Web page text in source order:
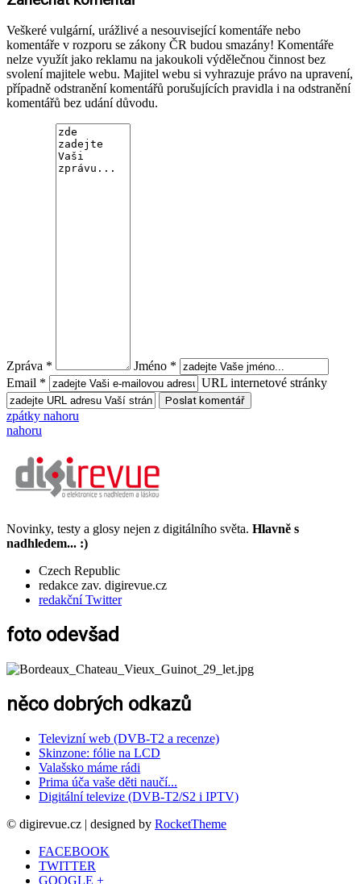
Veškeré vulgární, urážlivé a nesouvisející komentáře nebo
komentáře v rozporu se zákony ČR budou smazány! Komentáře
nelze využít jako reklamu na jakoukoli výdělečnou činnost bez
svolení majitele webu. Majitel webu si vyhrazuje právo na upravení,
případně odstranění komentářů porušujících pravidla i na odstranění
komentářů bez udání důvodu.
Zpráva *
Jméno *
Email *
URL internetové stránky
zpátky nahoru
nahoru
Novinky, testy a glosy nejen z digitálního světa. Hlavně s
nadhledem... :)
Czech Republic
redakce zav. digirevue.cz
redakční Twitter
foto odevšad
něco dobrých odkazů
Televizní web (DVB-T2 a recenze)
Skinzone: fólie na LCD
Valašsko máme rádi
Prima úča vaše děti naučí...
Digitální televize (DVB-T2/S2 i IPTV)
© digirevue.cz | designed by RocketTheme
FACEBOOK
TWITTER
GOOGLE +